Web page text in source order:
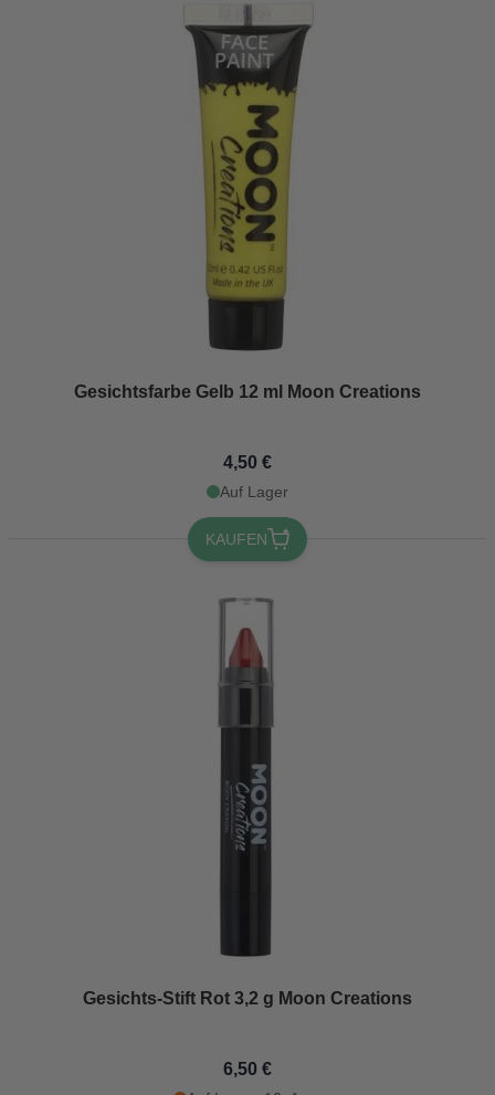
Gesichtsfarbe Gelb 12 ml Moon Creations
4,50 €
Auf Lager
KAUFEN
Gesichts-Stift Rot 3,2 g Moon Creations
6,50 €